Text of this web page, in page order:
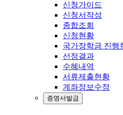
신청가이드
신청서작성
종합조회
신청현황
국가장학금 진행
선정결과
수혜내역
서류제출현황
계좌정보수정
증명서발급